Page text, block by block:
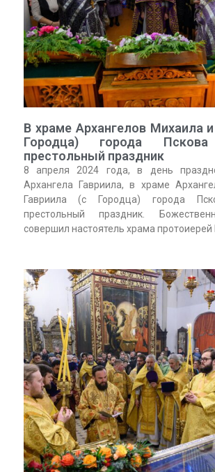
В храме Архангелов Михаила
Городца) города Пскова
престольный праздник
8 апреля 2024 года, в день
Архангела Гавриила, в храме
Гавриила (с Городца) города
престольный праздник.
совершил настоятель храма протоиерей